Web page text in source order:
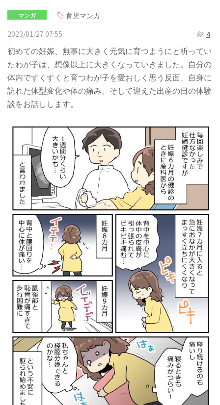
マンガ
育児マンガ
2023/01/27 07:55
4
初めての妊娠、無事に大きく元気に育つようにと祈ってい
たわが子は、想像以上に大きくなっていきました。自分の
体内ですくすくと育つわが子を愛おしく思う反面、自身に
訪れた体型変化や体の痛み、そして迎えた出産の日の体験
談をお話しします。